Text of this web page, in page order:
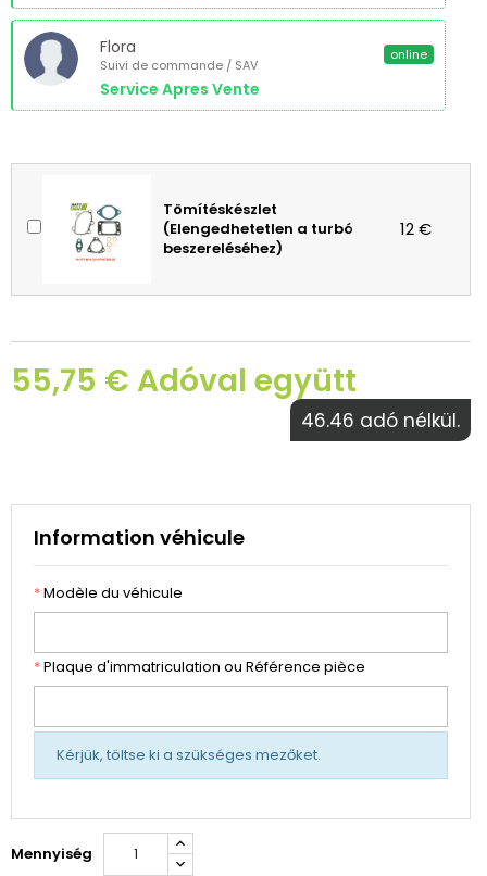
Flora
Suivi de commande / SAV
Service Apres Vente
online
Tömítéskészlet
(Elengedhetetlen a turbó
beszereléséhez)
12 €
55,75 € Adóval együtt
46.46 adó nélkül.
Information véhicule
*Modèle du véhicule
*Plaque d'immatriculation ou Référence pièce
Kérjük, töltse ki a szükséges mezőket.
Mennyiség